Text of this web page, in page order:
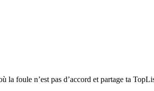
foule n’est pas d’accord et partage ta